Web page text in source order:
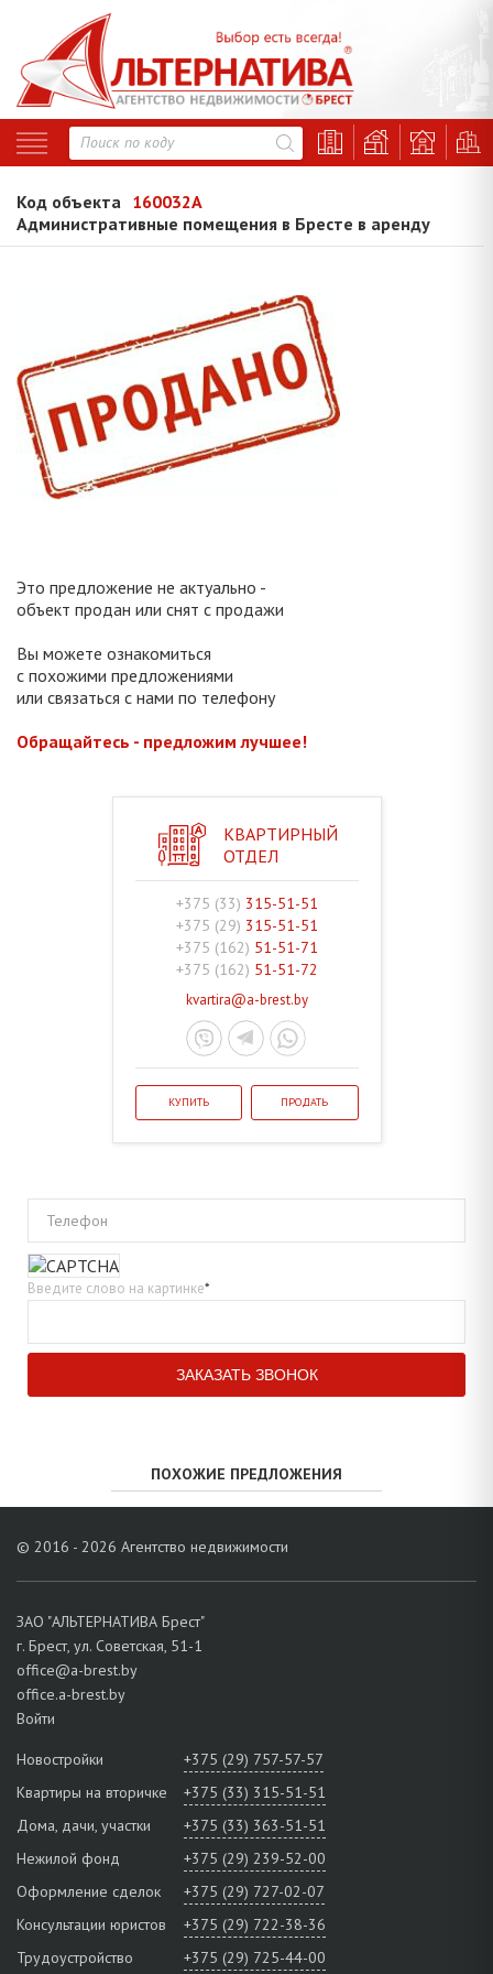
Код объекта 160032A
Административные помещения в Бресте в аренду
Это предложение не актуально -
объект продан или снят с продажи
Вы можете ознакомиться
с похожими предложениями
или связаться с нами по телефону
Обращайтесь - предложим лучшее!
КВАРТИРНЫЙ
ОТДЕЛ
+375 (33) 315-51-51
+375 (29) 315-51-51
+375 (162) 51-51-71
+375 (162) 51-51-72
kvartira@a-brest.by
КУПИТЬ ПРОДАТЬ
Телефон
Введите слово на картинке*
ПОХОЖИЕ ПРЕДЛОЖЕНИЯ
© 2016 - 2026 Агентство недвижимости
ЗАО "АЛЬТЕРНАТИВА Брест"
г. Брест, ул. Советская, 51-1
office@a-brest.by
office.a-brest.by
Войти
Новостройки
+375 (29) 757-57-57
Квартиры на вторичке
+375 (33) 315-51-51
Дома, дачи, участки
+375 (33) 363-51-51
Нежилой фонд
+375 (29) 239-52-00
Оформление сделок
+375 (29) 727-02-07
Консультации юристов
+375 (29) 722-38-36
Трудоустройство
+375 (29) 725-44-00